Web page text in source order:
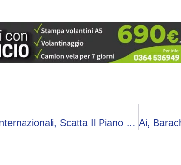
Roma-Lazio E Finale Internazionali, Scatta Il Piano Sicurezza: Oltre Mille Forze Di Polizia In Campo